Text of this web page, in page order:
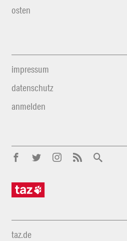
osten
impressum
datenschutz
anmelden
taz.de